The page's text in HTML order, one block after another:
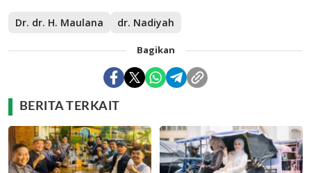
Dr. dr. H. Maulana dr. Nadiyah
Bagikan
BERITA TERKAIT